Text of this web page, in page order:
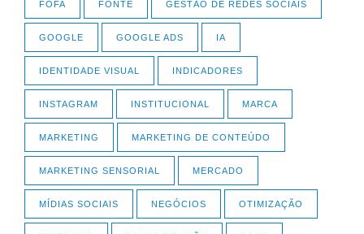
FOFA FONTE GESTÃO DE REDES SOCIAIS
GOOGLE GOOGLE ADS IA
IDENTIDADE VISUAL INDICADORES
INSTAGRAM INSTITUCIONAL MARCA
MARKETING MARKETING DE CONTEÚDO
MARKETING SENSORIAL MERCADO
MÍDIAS SOCIAIS NEGÓCIOS OTIMIZAÇÃO